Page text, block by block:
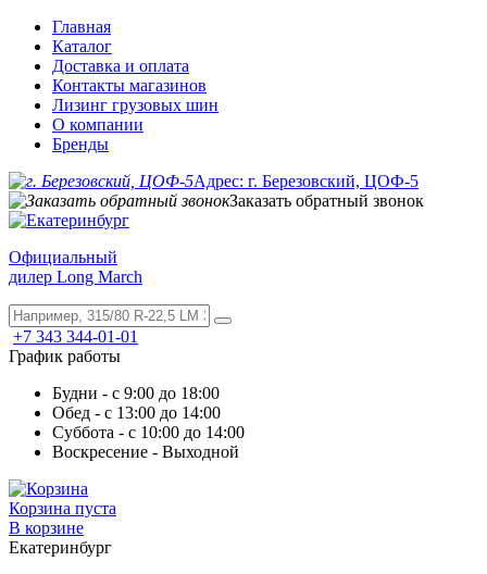
Главная
Каталог
Доставка и оплата
Контакты магазинов
Лизинг грузовых шин
О компании
Бренды
Адрес: г. Березовский, ЦОФ-5
Заказать обратный звонок
Официальный
дилер Long March
+7 343 344-01-01
График работы
Будни - с 9:00 до 18:00
Обед - с 13:00 до 14:00
Суббота - с 10:00 до 14:00
Воскресение - Выходной
Корзина пуста
В корзине
Екатеринбург